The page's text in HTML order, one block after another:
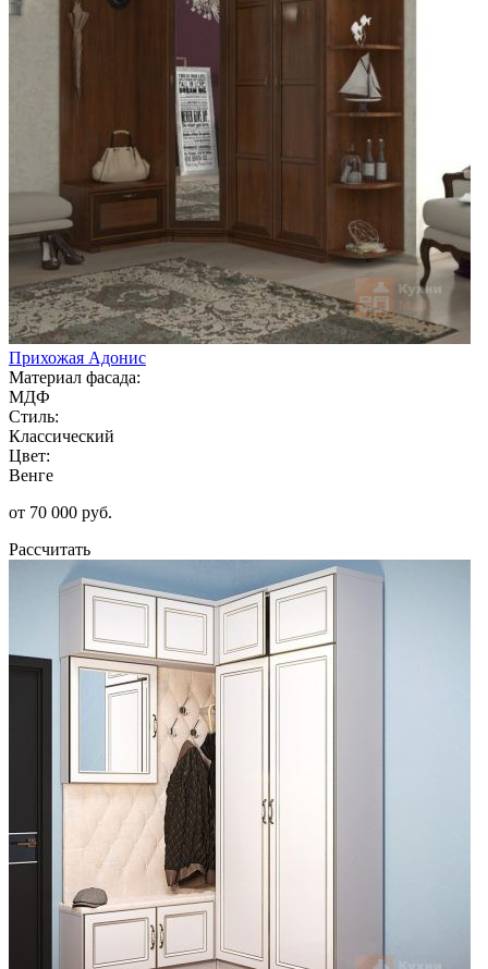
Прихожая Адонис
Материал фасада:
МДФ
Стиль:
Классический
Цвет:
Венге
от 70 000 руб.
Рассчитать